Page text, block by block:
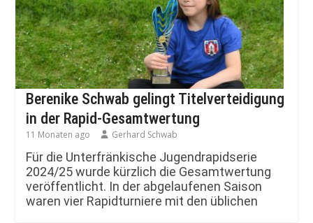
Berenike Schwab gelingt Titelverteidigung
in der Rapid-Gesamtwertung
11 Monaten ago Gerhard Schwab
Für die Unterfränkische Jugendrapidserie
2024/25 wurde kürzlich die Gesamtwertung
veröffentlicht. In der abgelaufenen Saison
waren vier Rapidturniere mit den üblichen